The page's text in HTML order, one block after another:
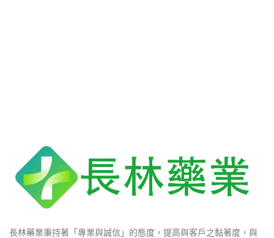
長林藥業秉持著「專業與誠信」的態度，提高與客戶之黏著度，與